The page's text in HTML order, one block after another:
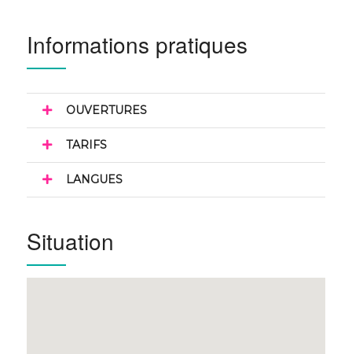
Informations pratiques
OUVERTURES
TARIFS
LANGUES
Situation